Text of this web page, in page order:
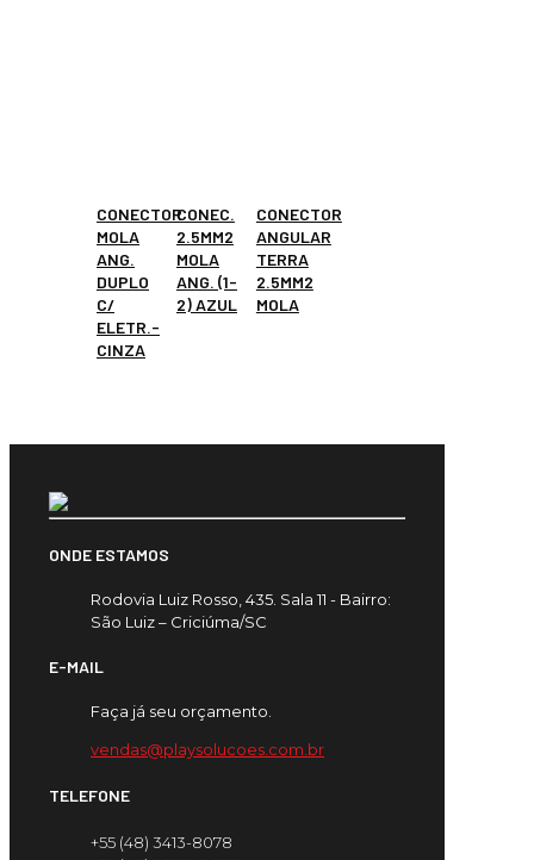
CONECTOR
MOLA
ANG.
DUPLO
C/
ELETR.-
CINZA
CONEC.
2.5MM2
MOLA
ANG. (1-
2) AZUL
CONECTOR
ANGULAR
TERRA
2.5MM2
MOLA
ONDE ESTAMOS
Rodovia Luiz Rosso, 435. Sala 11 - Bairro:
São Luiz – Criciúma/SC
E-MAIL
Faça já seu orçamento.
vendas@playsolucoes.com.br
TELEFONE
+55 (48) 3413-8078